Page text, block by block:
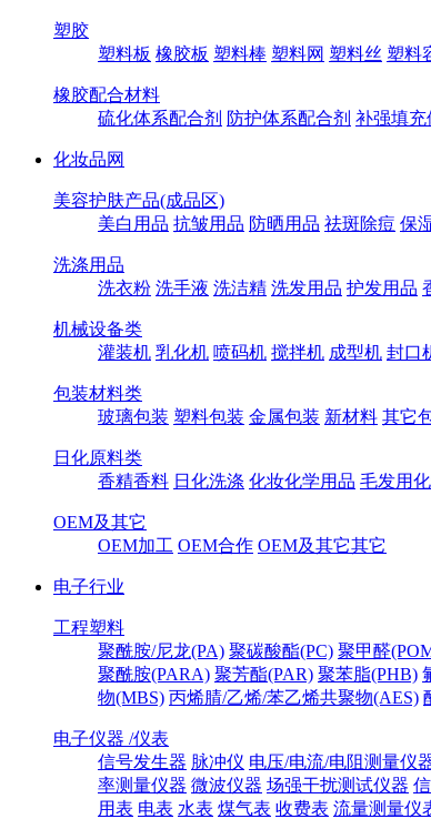
塑胶
塑料板 橡胶板 塑料棒 塑料网 塑料丝 塑料
橡胶配合材料
硫化体系配合剂 防护体系配合剂 补强填充
化妆品网
美容护肤产品(成品区)
美白用品 抗皱用品 防晒用品 祛斑除痘 保
洗涤用品
洗衣粉 洗手液 洗洁精 洗发用品 护发用品
机械设备类
灌装机 乳化机 喷码机 搅拌机 成型机 封口
包装材料类
玻璃包装 塑料包装 金属包装 新材料 其它
日化原料类
香精香料 日化洗涤 化妆化学用品 毛发用
OEM及其它
OEM加工 OEM合作 OEM及其它其它
电子行业
工程塑料
聚酰胺/尼龙(PA) 聚碳酸酯(PC) 聚甲醛
聚酰胺(PARA) 聚芳酯(PAR) 聚苯脂(PHB)
物(MBS) 丙烯腈/乙烯/苯乙烯共聚物(AES)
电子仪器 /仪表
信号发生器 脉冲仪 电压/电流/电阻测量仪
率测量仪器 微波仪器 场强干扰测试仪器
用表 电表 水表 煤气表 收费表 流量测量仪